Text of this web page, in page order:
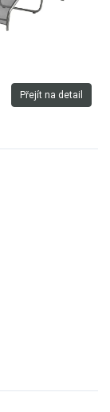
Přejít na detail